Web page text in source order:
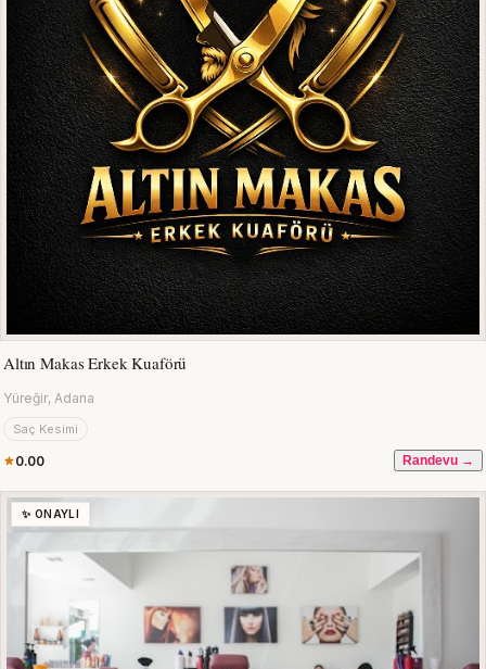
Altın Makas Erkek Kuaförü
Yüreğir, Adana
Saç Kesimi
0.00 Randevu →
✨ ONAYLI